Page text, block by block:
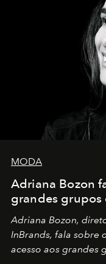
MODA
Adriana Bozon
grandes grupos
Adriana Bozon,
InBrands, fala sobre
acesso aos grandes